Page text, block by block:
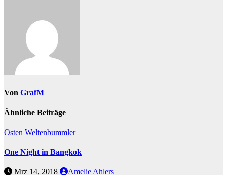
Von GrafM
Ähnliche Beiträge
Osten Weltenbummler
One Night in Bangkok
Mrz 14, 2018
Amelie Ahlers